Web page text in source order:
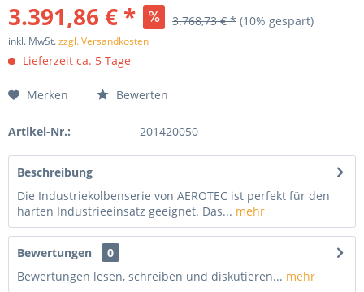
3.391,86 € * 3.768,73 € * (10% gespart)
inkl. MwSt.zzgl. Versandkosten
Lieferzeit ca. 5 Tage
Merken Bewerten
Artikel-Nr.: 201420050
Beschreibung
Die Industriekolbenserie von AEROTEC ist perfekt für den
harten Industrieeinsatz geeignet. Das... mehr
Bewertungen
0
Bewertungen lesen, schreiben und diskutieren... mehr